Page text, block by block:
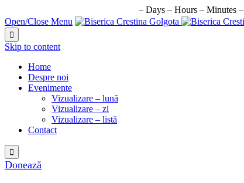
– Days – Hours – Minutes –
Open/Close Menu

Skip to content
Home
Despre noi
Evenimente
Vizualizare – lună
Vizualizare – zi
Vizualizare – listă
Contact

Donează